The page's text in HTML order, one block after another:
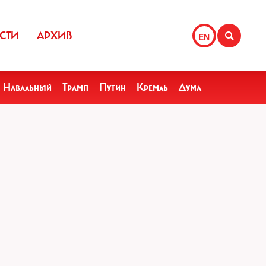
EN
АРХИВ
Навальный Трамп Путин Кремль Дума